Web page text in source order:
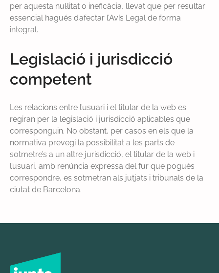
per aquesta nul·litat o ineficàcia, llevat que per resultar
essencial hagués d’afectar l’Avís Legal de forma
integral.
Legislació i jurisdicció
competent
Les relacions entre l’usuari i el titular de la web es
regiran per la legislació i jurisdicció aplicables que
corresponguin. No obstant, per casos en els que la
normativa prevegi la possibilitat a les parts de
sotmetre’s a un altre jurisdicció, el titular de la web i
l’usuari, amb renúncia expressa del fur que pogués
correspondre, es sotmetran als jutjats i tribunals de la
ciutat de Barcelona.